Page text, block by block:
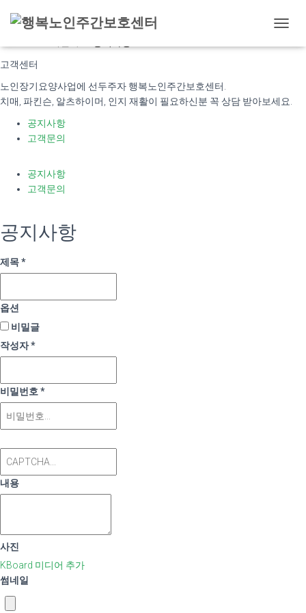
비
토
고객센터
노인장기요양사업에 선두주자 행복노인주간보호센터.
치매, 파킨슨, 알츠하이머, 인지 재활이 필요하신분 꼭 상담 받아보세요.
공지사항
고객문의
공지사항
고객문의
공지사항
제목*
옵션
비밀글
작성자*
비밀번호 *
내용
사진
KBoard 미디어 추가
썸네일